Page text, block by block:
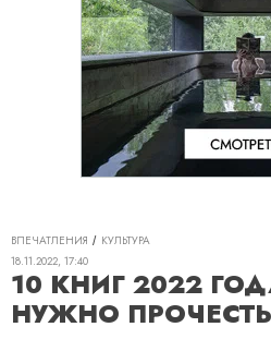
ВПЕЧАТЛЕНИЯ
КУЛЬТУРА
18.11.2022, 17:40
10 КНИГ 2022
НУЖНО